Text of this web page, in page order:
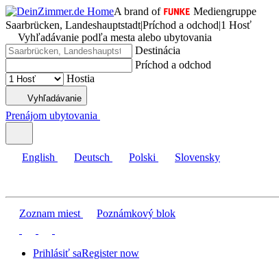
A brand of
Mediengruppe
Saarbrücken, Landeshauptstadt|Príchod a odchod|1 Hosť
Vyhľadávanie podľa mesta alebo ubytovania
Destinácia
Príchod a odchod
Hostia
Vyhľadávanie
Prenájom ubytovania
English Deutsch Polski Slovensky
Zoznam miest Poznámkový blok
Prihlásiť saRegister now